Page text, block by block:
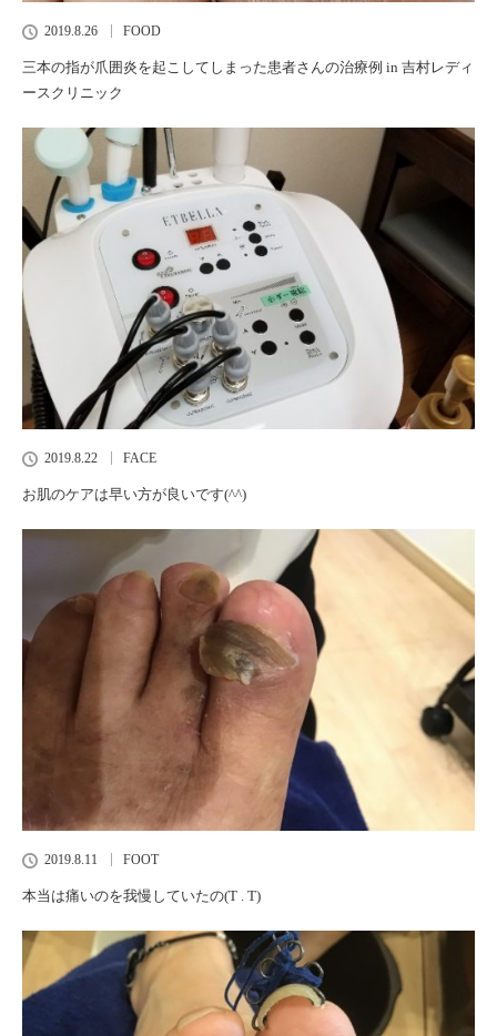
2019.8.26 FOOD
三本の指が爪囲炎を起こしてしまった患者さんの治療例 in 吉村レディ
ースクリニック
2019.8.22 FACE
お肌のケアは早い方が良いです(^^)
2019.8.11 FOOT
本当は痛いのを我慢していたの(T . T)